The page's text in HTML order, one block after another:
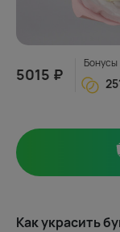
5015 ₽
Бонусы
Как украсить